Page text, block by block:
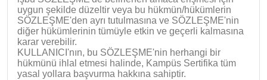
uygun şekilde düzeltir veya bu hükmün/hükümlerin
SÖZLEŞME'den ayrı tutulmasına ve SÖZLEŞME'nin
diğer hükümlerinin tümüyle etkin ve geçerli kalmasına
karar verebilir.
KULLANICI'nın, bu SÖZLEŞME'nin herhangi bir
hükmünü ihlal etmesi halinde, Kampüs Sertifika tüm
yasal yollara başvurma hakkına sahiptir.